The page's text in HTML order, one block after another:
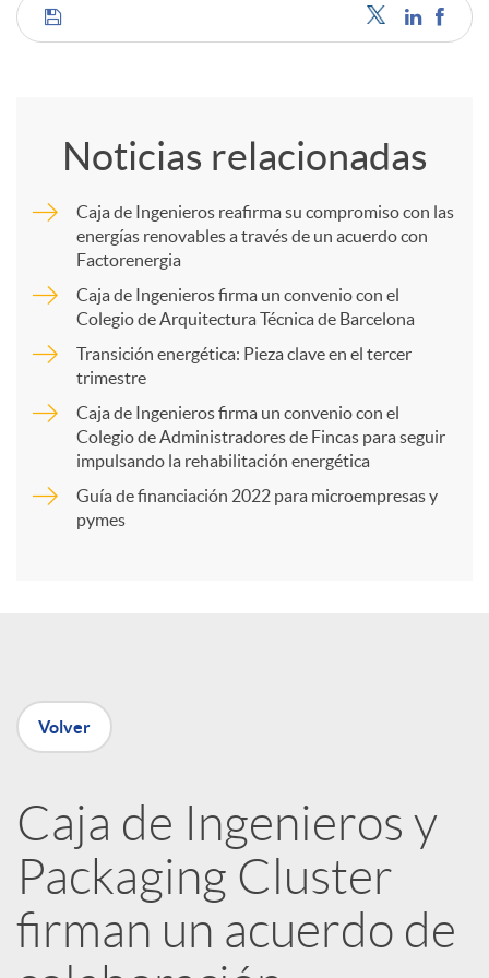
C
m
r
n
R
e
d
Noticias relacionadas
Caja de Ingenieros reafirma su compromiso con las
energías renovables a través de un acuerdo con
Factorenergia
Caja de Ingenieros firma un convenio con el
Colegio de Arquitectura Técnica de Barcelona
Transición energética: Pieza clave en el tercer
trimestre
Caja de Ingenieros firma un convenio con el
Colegio de Administradores de Fincas para seguir
impulsando la rehabilitación energética
Guía de financiación 2022 para microempresas y
pymes
Volver
Caja de Ingenieros y
Packaging Cluster
firman un acuerdo de